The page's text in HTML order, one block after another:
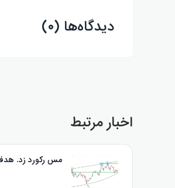
دیدگاه‌ها (۰)
اخبار مرتبط
مس رکورد زد.